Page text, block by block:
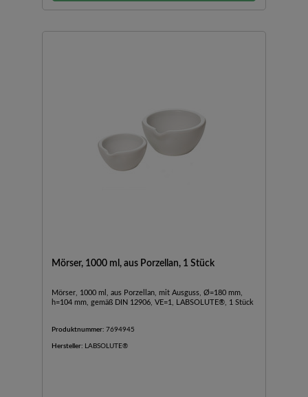
Mörser, 1000 ml, aus Porzellan, 1 Stück
Mörser, 1000 ml, aus Porzellan, mit Ausguss, Ø=180 mm,
h=104 mm, gemäß DIN 12906, VE=1, LABSOLUTE®, 1 Stück
Produktnummer: 7694945
Hersteller: LABSOLUTE®